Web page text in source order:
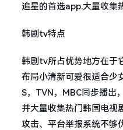
追星的首选app.大量收集
韩剧tv特点
韩剧tv所占优势地方在于
布局小清新可爱很适合少
S，TVN，MBC同步播出
并大量收集热门韩国电视
攻击、平台举报系统不够